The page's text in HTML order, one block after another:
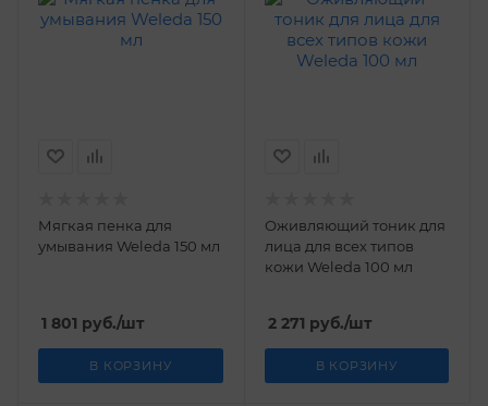
Мягкая пенка для
умывания Weleda 150 мл
1 801 руб./шт
В КОРЗИНУ
Оживляющий тоник для
лица для всех типов
кожи Weleda 100 мл
2 271 руб./шт
В КОРЗИНУ